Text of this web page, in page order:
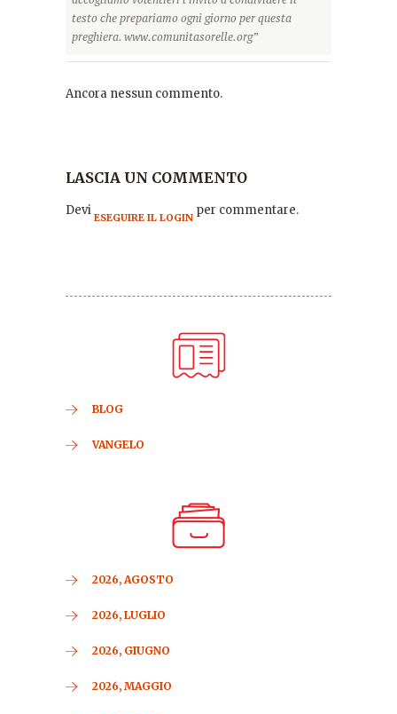
testo che prepariamo ogni giorno per questa
preghiera. www.comunitasorelle.org”
Ancora nessun commento.
LASCIA UN COMMENTO
Devi ESEGUIRE IL LOGIN per commentare.
BLOG
VANGELO
2026, AGOSTO
2026, LUGLIO
2026, GIUGNO
2026, MAGGIO